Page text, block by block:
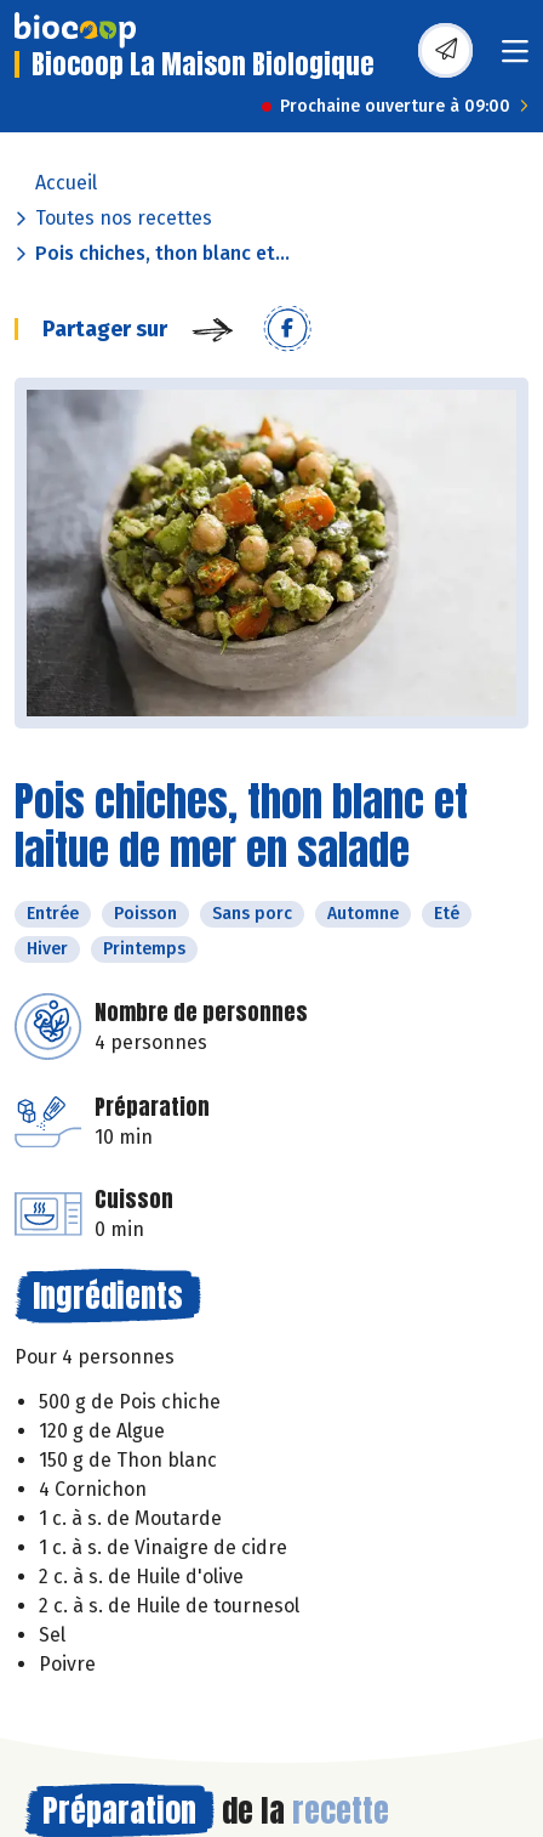
Biocoop La Maison Biologique
Prochaine ouverture à 09:00
Accueil
Toutes nos recettes
Pois chiches, thon blanc et...
Partager sur
Pois chiches, thon blanc et
laitue de mer en salade
Entrée Poisson Sans porc Automne
Eté
Hiver
Printemps
Nombre de personnes
4 personnes
Préparation
10 min
Cuisson
0 min
Ingrédients
Pour 4 personnes
500 g de Pois chiche
120 g de Algue
150 g de Thon blanc
4 Cornichon
1 c. à s. de Moutarde
1 c. à s. de Vinaigre de cidre
2 c. à s. de Huile d'olive
2 c. à s. de Huile de tournesol
Sel
Poivre
Préparation de la recette